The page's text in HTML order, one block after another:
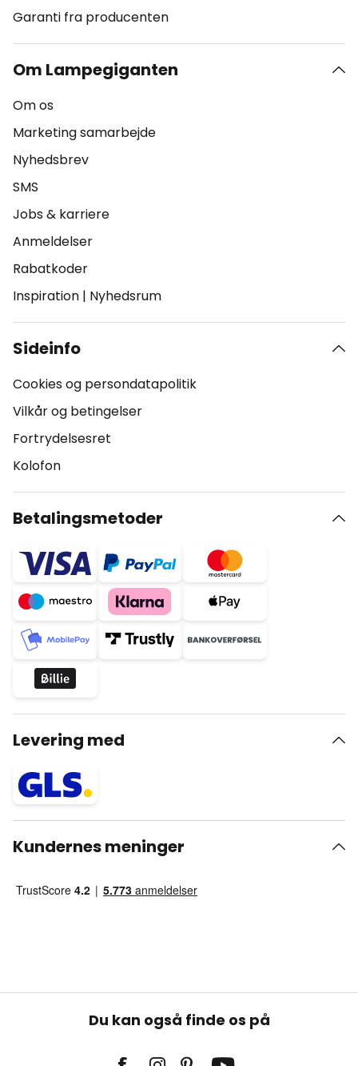
Garanti fra producenten
Om Lampegiganten
Om os
Marketing samarbejde
Nyhedsbrev
SMS
Jobs & karriere
Anmeldelser
Rabatkoder
Inspiration | Nyhedsrum
Sideinfo
Cookies og persondatapolitik
Vilkår og betingelser
Fortrydelsesret
Kolofon
Betalingsmetoder
Levering med
Kundernes meninger
Du kan også finde os på